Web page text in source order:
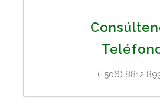
(+506) 8812